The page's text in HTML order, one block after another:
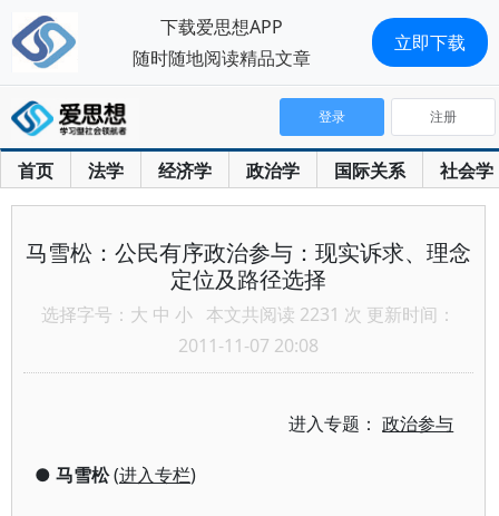
首页 法学 经济学 政治学 国际关系 社会学
登录 注册
马雪松：公民有序政治参与：现实诉求、理念
定位及路径选择
选择字号： 大 中 小 本文共阅读 2231 次 更新时间：
2011-11-07 20:08
进入专题：政治参与
● 马雪松(进入专栏)
下载爱思想APP
随时随地阅读精品文章
立即下载